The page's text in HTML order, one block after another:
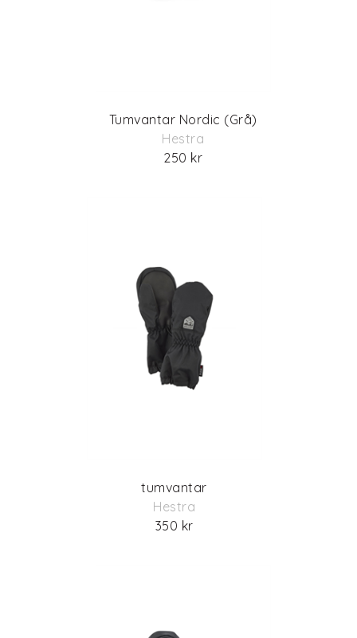
Tumvantar Nordic (Grå)
Hestra
250 kr
tumvantar
Hestra
350 kr